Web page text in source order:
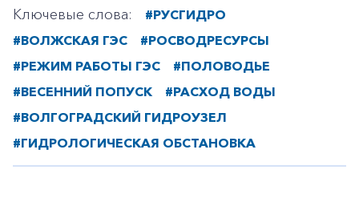
Ключевые слова:
#РУСГИДРО
#ВОЛЖСКАЯ ГЭС
#РОСВОДРЕСУРСЫ
#РЕЖИМ РАБОТЫ ГЭС
#ПОЛОВОДЬЕ
#ВЕСЕННИЙ ПОПУСК
#РАСХОД ВОДЫ
#ВОЛГОГРАДСКИЙ ГИДРОУЗЕЛ
#ГИДРОЛОГИЧЕСКАЯ ОБСТАНОВКА